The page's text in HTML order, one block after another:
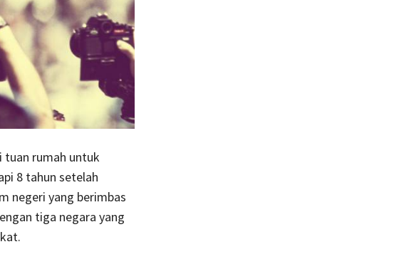
tuan rumah untuk
8 tahun setelah
negeri yang berimbas
tiga negara yang